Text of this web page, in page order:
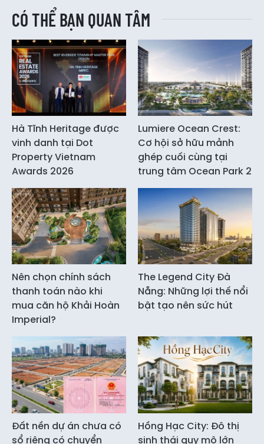
CÓ THỂ BẠN QUAN TÂM
Hà Tĩnh Heritage được
vinh danh tại Dot
Property Vietnam
Awards 2026
Lumiere Ocean Crest:
Cơ hội sở hữu mảnh
ghép cuối cùng tại
trung tâm Ocean Park 2
Nên chọn chính sách
thanh toán nào khi
mua căn hộ Khải Hoàn
Imperial?
The Legend City Đà
Nẵng: Những lợi thế nổi
bật tạo nên sức hút
Đất nền dự án chưa có
sổ riêng có chuyển
Hồng Hạc City: Đô thị
sinh thái quy mô lớn